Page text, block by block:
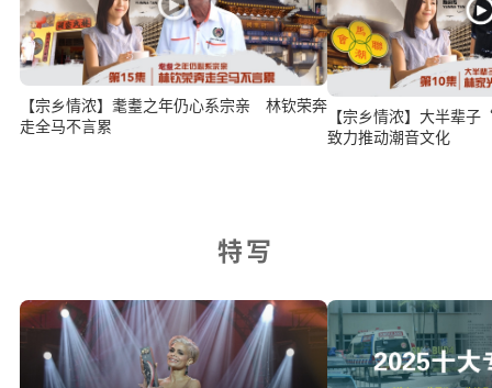
【宗乡情浓】耄耋之年仍心系宗亲 林钦荣奔
走全马不言累
【宗乡情浓】大半辈子“卖
致力推动潮音文化
特写